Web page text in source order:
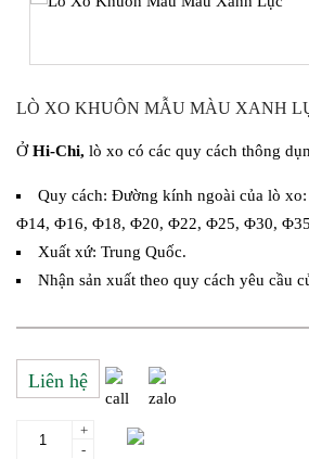
LÒ XO KHUÔN MẪU MÀU XANH
ỞHi-Chi, lò xo có các quy cách thông
Quy cách: Đường kính ngoài của lò
Φ14, Φ16, Φ18, Φ20, Φ22, Φ25, Φ30,
Xuất xứ: Trung Quốc.
Nhận sản xuất theo quy cách yêu cầu
Liên hệ
+
-